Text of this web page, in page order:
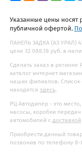
Указанные цены носят
публичной офертой.
ПАНЕЛЬ ЗАДКА (АЗ УРАЛ)
цене 32 088.18 руб. в
Сделать заказ в регионе
каталог интернет
наших филиалов. Список
находятся здесь.
РЦ Автодилер - это
насосы, коробки
автомобилей с доставкой
Приобрести данный
позвонив по телефону